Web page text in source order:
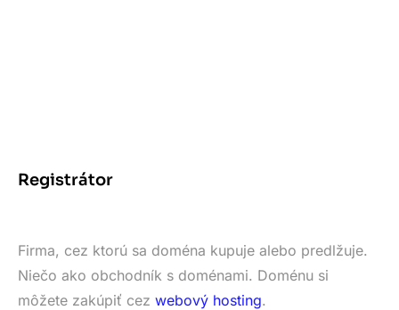
Registrátor
Firma, cez ktorú sa doména kupuje alebo predlžuje.
Niečo ako obchodník s doménami. Doménu si
môžete zakúpiť cez webový hosting.